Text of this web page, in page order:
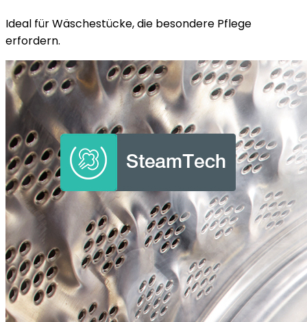
Ideal für Wäschestücke, die besondere Pflege
erfordern.